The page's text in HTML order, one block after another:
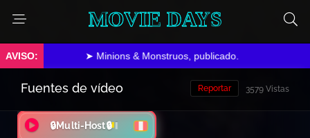
MOVIE DAYS
➤ Minions & Monstruos, publicado.
Fuentes de vídeo 3579 Vistas
Reportar
🔒Multi-Host🔒